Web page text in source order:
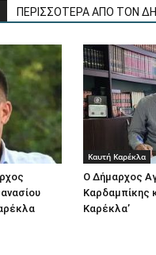
ΠΕΡΙΣΣΟΤΕΡΑ ΑΠΟ ΤΟΝ
Καυτή Καρέκλα
Ο Δήμαρχος
Καρδαμπίκης
Καρέκλα’